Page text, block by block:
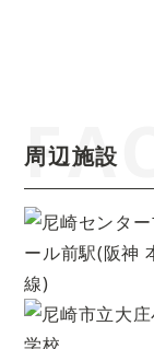
周辺施設